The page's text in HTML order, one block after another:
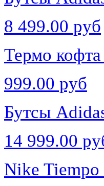
8 499.00 руб
Термо
999.00 руб
Бутсы
14 999.00
Nike